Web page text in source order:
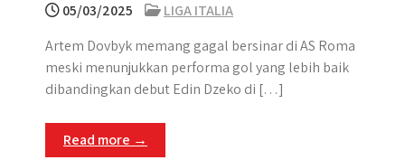
05/03/2025
LIGA ITALIA
Artem Dovbyk memang gagal bersinar di AS Roma
meski menunjukkan performa gol yang lebih baik
dibandingkan debut Edin Dzeko di […]
Read more →